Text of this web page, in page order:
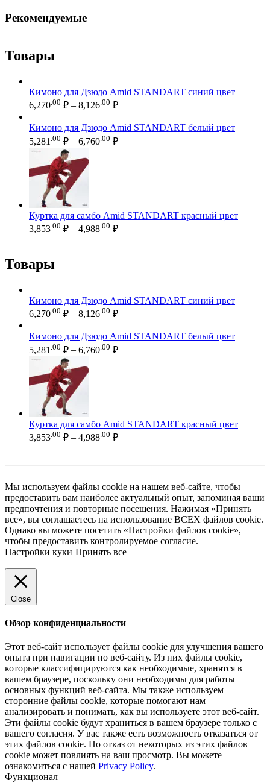
Рекомендуемые
Товары
Кимоно для Дзюдо Amid STANDART синий цвет
6,270.00 ₽ – 8,126.00 ₽Диапазон
6,270.00 ₽
–
Кимоно для Дзюдо Amid STANDART белый цвет
5,281 .00 ₽ – 6,760 .00 ₽Диапазон
Куртка для самбо Amid STANDART красный цвет
3,853 .00 ₽ – 4,988 .00 ₽Диапазон
Товары
Кимоно для Дзюдо Amid STANDART синий цвет
6,270 .00 ₽ – 8,126 .00 ₽Диапазон
6,270.00 ₽
–
Кимоно для Дзюдо Amid STANDART белый цвет
5,281 .00 ₽ – 6,760 .00 ₽Диапазон
Куртка для самбо Amid STANDART красный цвет
3,853 .00 ₽ – 4,988 .00 ₽Диапазон
4,988.00 ₽
Мы используем файлы cookie на нашем веб-сайте, чтобы
предоставить вам наиболее актуальный опыт, запоминая ваши
предпочтения и повторные посещения. Нажимая «Принять
все», вы соглашаетесь на использование ВСЕХ файлов cookie.
Однако вы можете посетить «Настройки файлов cookie»,
чтобы предоставить контролируемое согласие.
Настройки куки Принять все
Close
Обзор конфиденциальности
Этот веб-сайт использует файлы cookie для улучшения вашего
опыта при навигации по веб-сайту. Из них файлы cookie,
которые классифицируются как необходимые, хранятся в
вашем браузере, поскольку они необходимы для работы
основных функций веб-сайта. Мы также используем
сторонние файлы cookie, которые помогают нам
анализировать и понимать, как вы используете этот веб-сайт.
Эти файлы cookie будут храниться в вашем браузере только с
вашего согласия. У вас также есть возможность отказаться от
этих файлов cookie. Но отказ от некоторых из этих файлов
cookie может повлиять на ваш просмотр. Вы можете
ознакомиться с нашей Privacy Policy.
Функционал